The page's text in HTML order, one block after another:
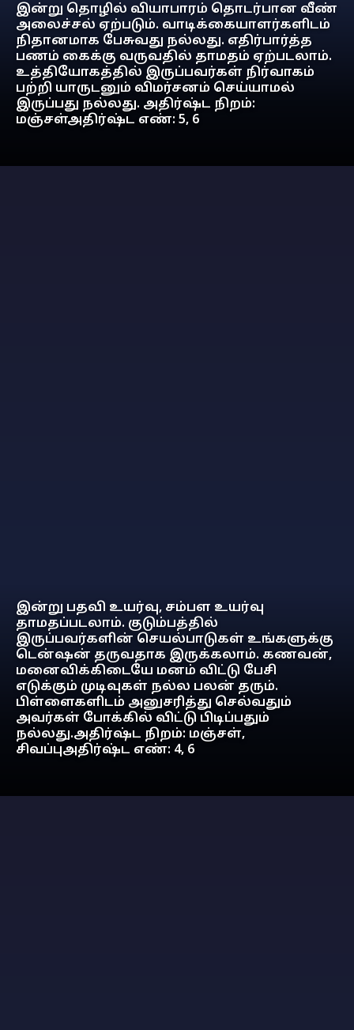
இன்று தொழில் வியாபாரம் தொடர்பான வீண்
அலைச்சல் ஏற்படும். வாடிக்கையாளர்களிடம்
நிதானமாக பேசுவது நல்லது. எதிர்பார்த்த
பணம் கைக்கு வருவதில் தாமதம் ஏற்படலாம்.
உத்தியோகத்தில் இருப்பவர்கள் நிர்வாகம்
பற்றி யாருடனும் விமர்சனம் செய்யாமல்
இருப்பது நல்லது. அதிர்ஷ்ட நிறம்:
மஞ்சள்அதிர்ஷ்ட எண்: 5, 6
இன்று பதவி உயர்வு, சம்பள உயர்வு
தாமதப்படலாம். குடும்பத்தில்
இருப்பவர்களின் செயல்பாடுகள் உங்களுக்கு
டென்ஷன் தருவதாக இருக்கலாம். கணவன்,
மனைவிக்கிடையே மனம் விட்டு பேசி
எடுக்கும் முடிவுகள் நல்ல பலன் தரும்.
பிள்ளைகளிடம் அனுசரித்து செல்வதும்
அவர்கள் போக்கில் விட்டு பிடிப்பதும்
நல்லது.அதிர்ஷ்ட நிறம்: மஞ்சள்,
சிவப்புஅதிர்ஷ்ட எண்: 4, 6